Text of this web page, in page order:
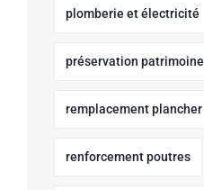
plomberie et électricité
préservation patrimoine
remplacement plancher
renforcement poutres